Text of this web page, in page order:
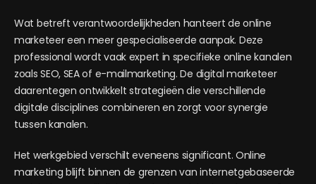
Wat betreft verantwoordelijkheden hanteert de online
marketeer een meer gespecialiseerde aanpak. Deze
professional wordt vaak expert in specifieke online kanalen
zoals SEO, SEA of e-mailmarketing. De digital marketeer
daarentegen ontwikkelt strategieën die verschillende
digitale disciplines combineren en zorgt voor synergie
tussen kanalen.
Het werkgebied verschilt eveneens significant. Online
marketing blijft binnen de grenzen van internetgebaseerde